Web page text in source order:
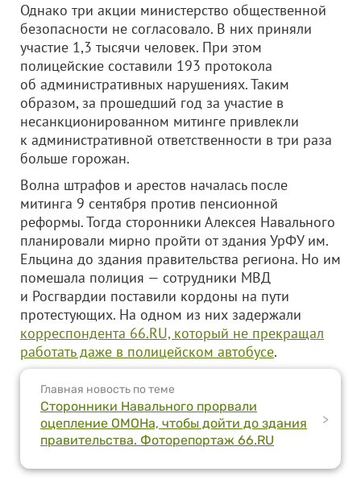
Однако три акции министерство общественной
безопасности не согласовало. В них приняли
участие 1,3 тысячи человек. При этом
полицейские составили 193 протокола
об административных нарушениях. Таким
образом, за прошедший год за участие в
несанкционированном митинге привлекли
к административной ответственности в три раза
больше горожан.
Волна штрафов и арестов началась после
митинга 9 сентября против пенсионной
реформы. Тогда сторонники Алексея Навального
планировали мирно пройти от здания УрФУ им.
Ельцина до здания правительства региона. Но им
помешала полиция — сотрудники МВД
и Росгвардии поставили кордоны на пути
протестующих. На одном из них задержали
корреспондента 66.RU, который не прекращал
работать даже в полицейском автобусе.
Главная новость по теме
Сторонники Навального прорвали
оцепление ОМОНа, чтобы дойти до здания
правительства. Фоторепортаж 66.RU
>